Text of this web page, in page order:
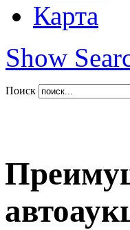
Карта
Show
Поиск